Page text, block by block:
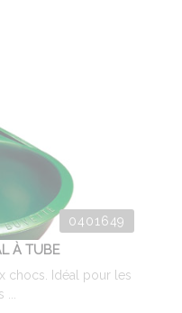
0401649
À TUBE
chocs. Idéal pour les